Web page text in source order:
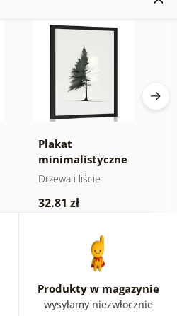
Plakat
minimalistyczne
drzewo iglaste
Drzewa i liście
32.81 zł
Produkty w magazynie
wysyłamy niezwłocznie